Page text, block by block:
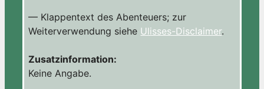
— Klappentext des Abenteuers; zur
Weiterverwendung siehe Ulisses-Disclaimer.
Zusatzinformation:
Keine Angabe.